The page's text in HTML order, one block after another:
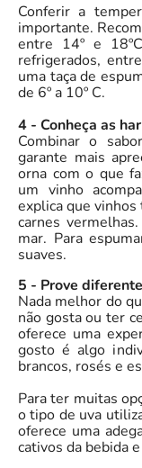
Conferir a
importante.
entre 14º e
refrigerados,
uma taça de
de 6º a 10º C.
4 - Conheça as
Combinar o
garante mais
orna com o que
um vinho
explica que
carnes
mar. Para
suaves.
5 - Prove
Nada melhor do
não gosta ou ter
oferece uma
gosto é algo
brancos, rosés e
Para ter muitas
o tipo de uva
oferece uma
cativos da bebida